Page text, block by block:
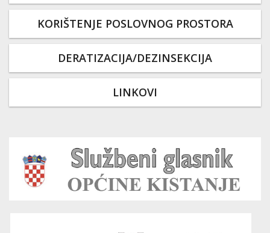
KORIŠTENJE POSLOVNOG PROSTORA
DERATIZACIJA/DEZINSEKCIJA
LINKOVI